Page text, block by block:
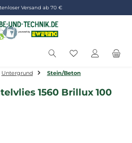
Versand ab 70 €
Du hast 0
Untergrund Stein/Beton
1560 Brillux 100